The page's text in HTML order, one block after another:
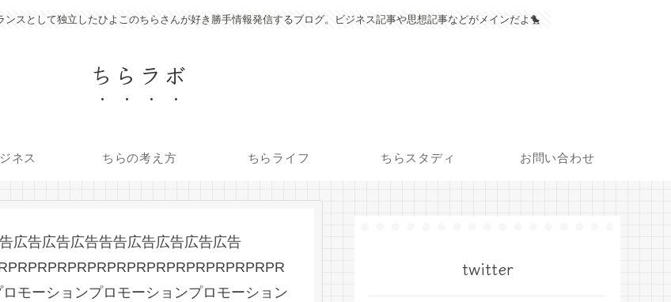
スとして独立したひよこのちらさんが好き勝手情報発信するブログ。ビジネス記事や思想記事などがメインだよ🐤
ちらラボ
ネス ちらの考え方 ちらライフ ちらスタディ お問い合わせ
広告広告広告告告広告広告広告広告
モーションプロモーションプロモーション
twitter